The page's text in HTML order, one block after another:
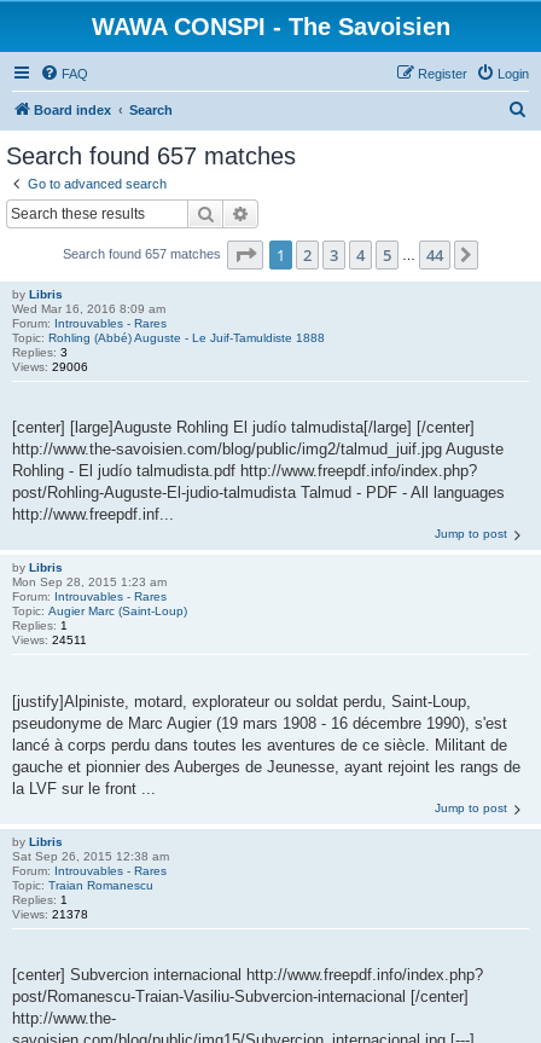
WAWA CONSPI - The Savoisien
FAQ Login
Register
Board index Search
Search found 657 matches
Go to advanced search
Search
Search found 657 matches Page 1of 44
1 2 3 4 5 44
by Libris
Wed Mar 16, 2016 8:09 am
Forum: Introuvables - Rares
Topic: Rohling (Abbé) Auguste - Le Juif-Tamuldiste 1888
Replies: 3
Views: 29006
[center] [large]Auguste Rohling El judío talmudista[/large] [/center]
http://www.the-savoisien.com/blog/public/img2/talmud_juif.jpg Auguste
Rohling - El judío talmudista.pdf http://www.freepdf.info/index.php?
post/Rohling-Auguste-El-judio-talmudista Talmud - PDF - All languages
http://www.freepdf.inf...
Jump to post
by Libris
Mon Sep 28, 2015 1:23 am
Forum: Introuvables - Rares
Topic: Augier Marc (Saint-Loup)
Replies: 1
Views: 24511
[justify]Alpiniste, motard, explorateur ou soldat perdu, Saint-Loup,
pseudonyme de Marc Augier (19 mars 1908 - 16 décembre 1990), s'est
lancé à corps perdu dans toutes les aventures de ce siècle. Militant de
gauche et pionnier des Auberges de Jeunesse, ayant rejoint les rangs de
la LVF sur le front ...
Jump to post
by Libris
Sat Sep 26, 2015 12:38 am
Forum: Introuvables - Rares
Topic: Traian Romanescu
Replies: 1
Views: 21378
[center] Subvercion internacional http://www.freepdf.info/index.php?
post/Romanescu-Traian-Vasiliu-Subvercion-internacional [/center]
http://www.the-